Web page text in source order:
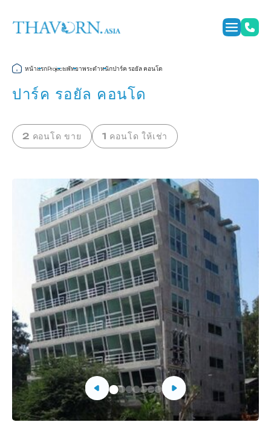
หน้าแรกProjectsพัทยาพระตำหนักปาร์ค รอยัล คอนโด
ปาร์ค รอยัล คอนโด
2 คอนโด ขาย 1 คอนโด ให้เช่า